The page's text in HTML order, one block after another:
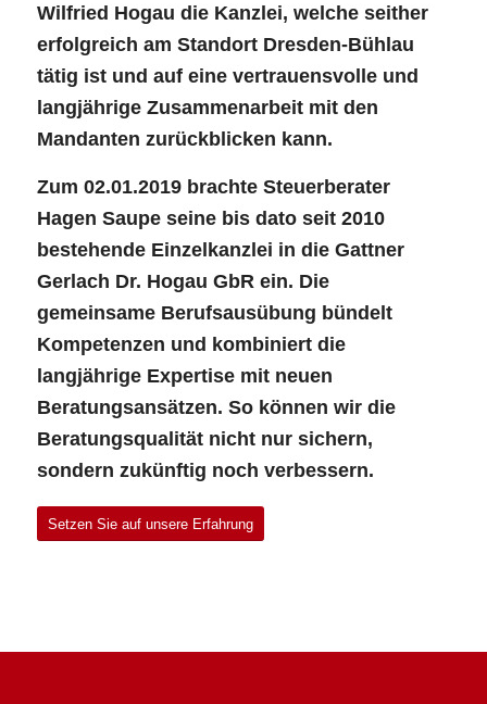
Wilfried Hogau die Kanzlei, welche seither
erfolgreich am Standort Dresden-Bühlau
tätig ist und auf eine vertrauensvolle und
langjährige Zusammenarbeit mit den
Mandanten zurückblicken kann.
Zum 02.01.2019 brachte Steuerberater
Hagen Saupe seine bis dato seit 2010
bestehende Einzelkanzlei in die Gattner
Gerlach Dr. Hogau GbR ein. Die
gemeinsame Berufsausübung bündelt
Kompetenzen und kombiniert die
langjährige Expertise mit neuen
Beratungsansätzen. So können wir die
Beratungsqualität nicht nur sichern,
sondern zukünftig noch verbessern.
Setzen Sie auf unsere Erfahrung